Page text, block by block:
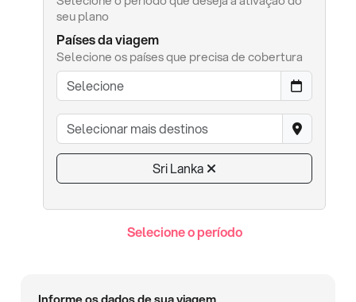
seu plano
Países da viagem
Selecione os países que precisa de cobertura
Sri Lanka
Selecione o período